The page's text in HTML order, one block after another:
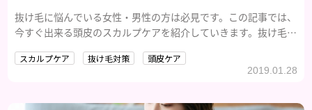
抜け毛に悩んでいる女性・男性の方は必見です。この記事では、
今すぐ出来る頭皮のスカルプケアを紹介していきます。抜け毛対
う。
スカルプケア 抜け毛対策 頭皮ケア
2019.01.28